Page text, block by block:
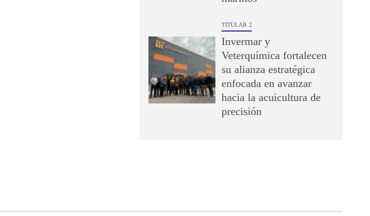
TITULAR 2
Invermar y
Veterquímica fortalecen
su alianza estratégica
enfocada en avanzar
hacia la acuicultura de
precisión